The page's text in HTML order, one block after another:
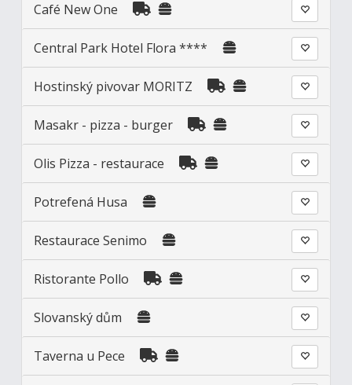
Café New One
Central Park Hotel Flora ****
Hostinský pivovar MORITZ
Masakr - pizza - burger
Olis Pizza - restaurace
Potrefená Husa
Restaurace Senimo
Ristorante Pollo
Slovanský dům
Taverna u Pece